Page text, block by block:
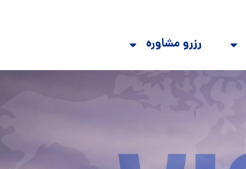
رزرو مشاوره